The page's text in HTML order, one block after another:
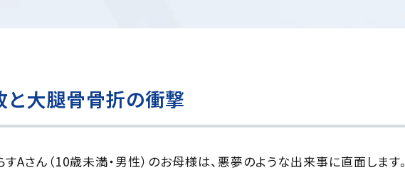
大腿骨骨折の衝撃
Aさん（10歳未満・男性）のお母様は、悪夢のような出来事に直面します。